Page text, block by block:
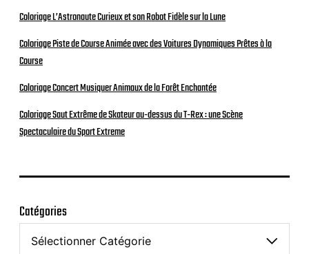
Coloriage L’Astronaute Curieux et son Robot Fidèle sur la Lune
Coloriage Piste de Course Animée avec des Voitures Dynamiques Prêtes à la
Course
Coloriage Concert Musiquer Animaux de la Forêt Enchantée
Coloriage Saut Extrême de Skateur au-dessus du T-Rex : une Scène
Spectaculaire du Sport Extreme
Catégories